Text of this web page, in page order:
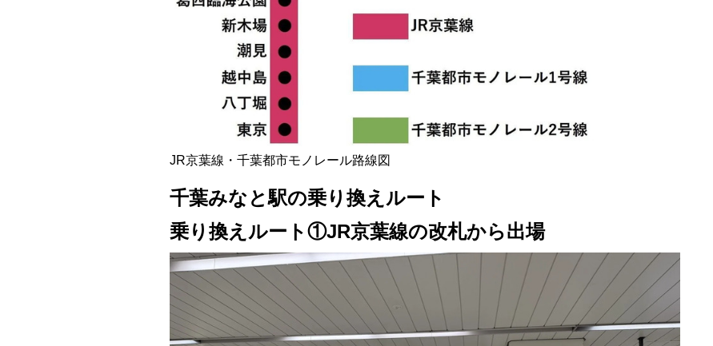
JR京葉線・千葉都市モノレール路線図
千葉みなと駅の乗り換えルート
乗り換えルート①JR京葉線の改札から出場